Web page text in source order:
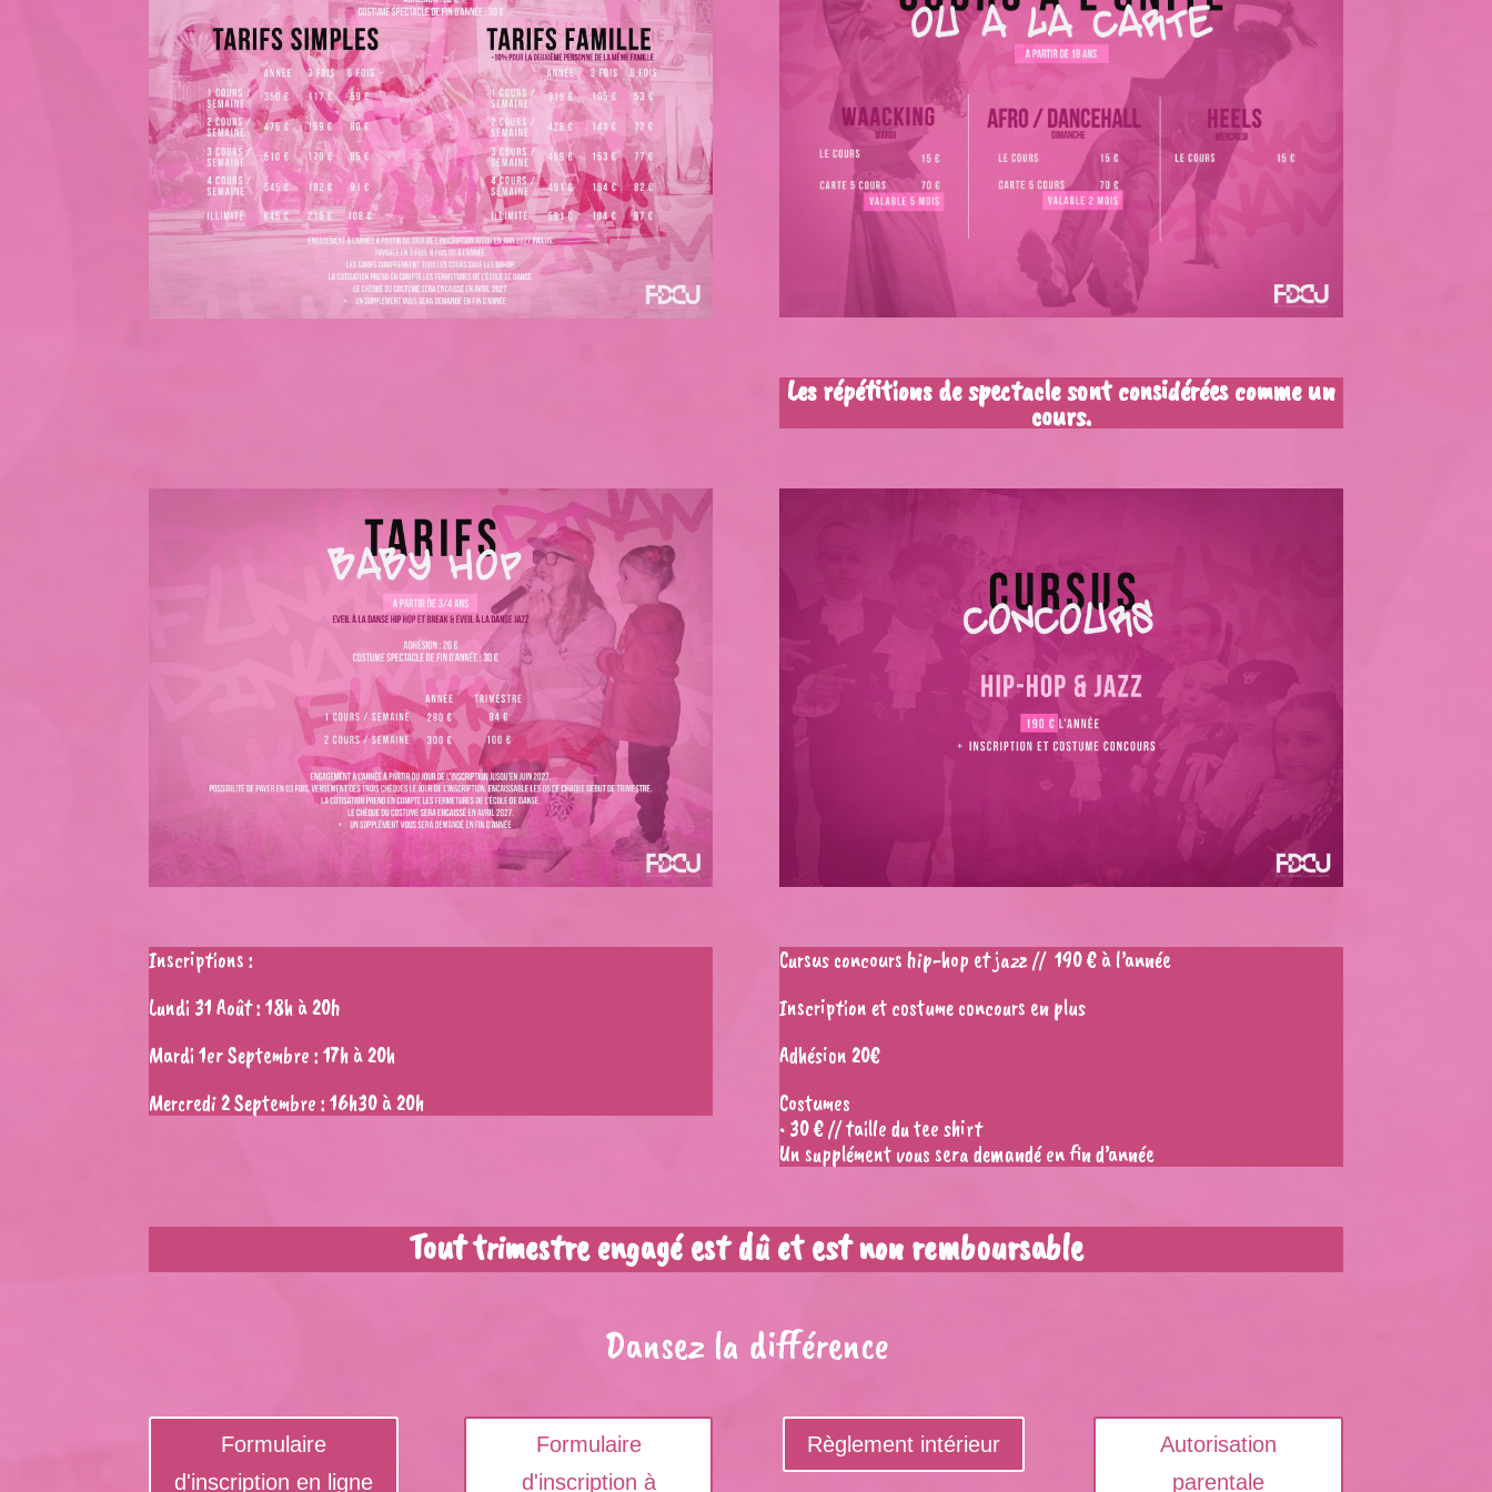
Les répétitions de spectacle sont considérées comme un
cours.
Inscriptions :
Lundi 31 Août : 18h à 20h
Mardi 1er Septembre : 17h à 20h
Mercredi 2 Septembre : 16h30 à 20h
Cursus concours hip-hop et jazz // 190 € à l’année
Inscription et costume concours en plus
Adhésion 20€
Costumes
•⁠ ⁠30 € // taille du tee shirt
Un supplément vous sera demandé en fin d’année
Tout trimestre engagé est dû et est non remboursable
Dansez la différence
Formulaire
d'inscription en ligne
Formulaire
d'inscription à
Règlement intérieur
Autorisation
parentale